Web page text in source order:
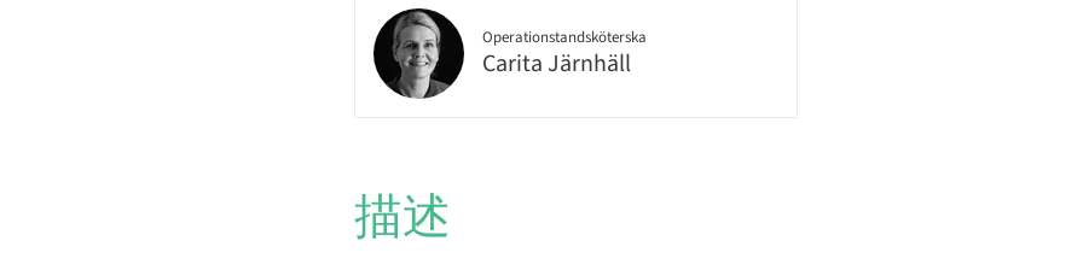
Operationstandsköterska
Carita Järnhäll
描述